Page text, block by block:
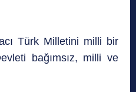
Türk Milletini milli bir
bağımsız, milli ve